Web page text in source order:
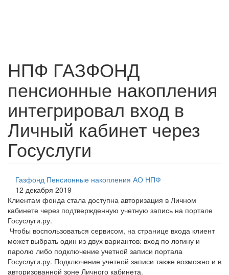
НПФ ГАЗФОНД
пенсионные накопления
интегрировал вход в
Личный кабинет через
Госуслуги
Газфонд Пенсионные накопления АО НПФ
12 декабря 2019
Клиентам фонда стала доступна авторизация в Личном
кабинете через подтвержденную учетную запись на портале
Госуслуги.ру.
Чтобы воспользоваться сервисом, на странице входа клиент
может выбрать один из двух вариантов: вход по логину и
паролю либо подключение учетной записи портала
Госуслуги.ру. Подключение учетной записи также возможно и в
авторизованной зоне Личного кабинета.